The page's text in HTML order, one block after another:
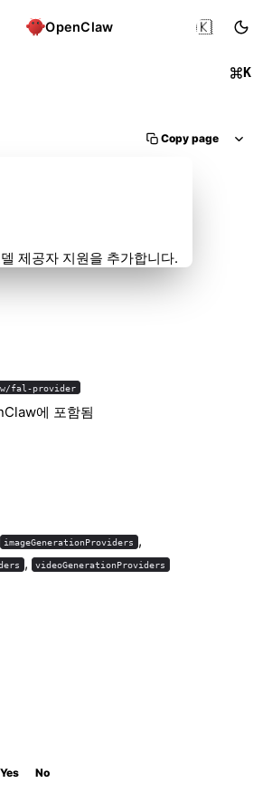
OpenClaw
K
🇰🇷
Copy page
제공자 지원을 추가합니다.
fal-provider
에 포함됨
imageGenerationProviders ,
, videoGenerationProviders
Yes No